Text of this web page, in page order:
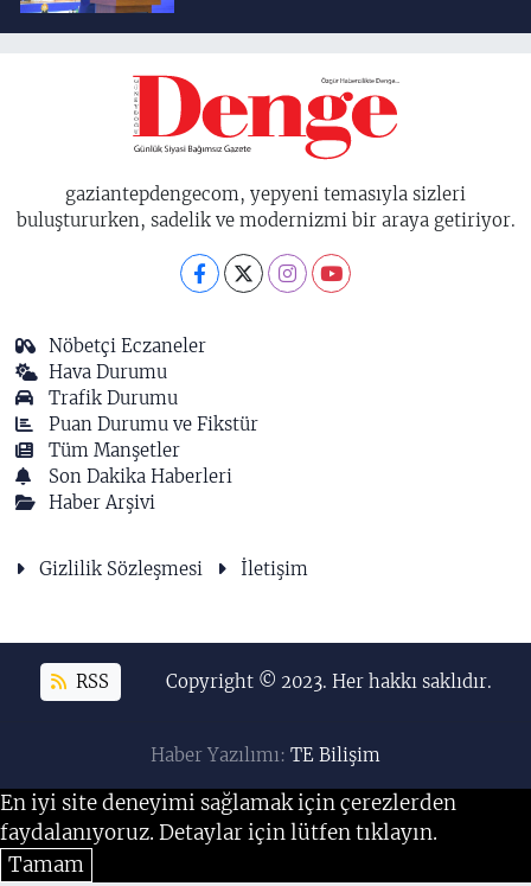
birisidir'
gaziantepdengecom, yepyeni temasıyla sizleri
buluştururken, sadelik ve modernizmi bir araya getiriyor.
Nöbetçi Eczaneler
Hava Durumu
Trafik Durumu
Puan Durumu ve Fikstür
Tüm Manşetler
Son Dakika Haberleri
Haber Arşivi
Gizlilik Sözleşmesi İletişim
RSS Copyright © 2023. Her hakkı saklıdır.
Haber Yazılımı: TE Bilişim
En iyi site deneyimi sağlamak için çerezlerden
faydalanıyoruz. Detaylar için lütfen tıklayın.
Tamam